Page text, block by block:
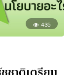
435